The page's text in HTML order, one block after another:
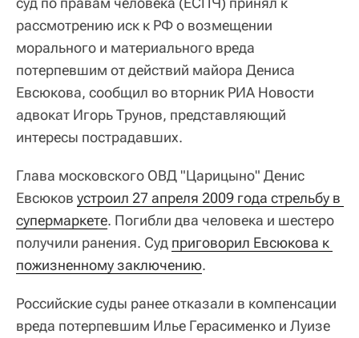
рассмотрению иск к РФ о возмещении
морального и материального вреда
потерпевшим от действий майора Дениса
Евсюкова, сообщил во вторник РИА Новости
адвокат Игорь Трунов, представляющий
интересы пострадавших.
Глава московского ОВД "Царицыно" Денис
Евсюков устроил 27 апреля 2009 года стрельбу в
супермаркете. Погибли два человека и шестеро
получили ранения. Суд приговорил Евсюкова к
пожизненному заключению.
Российские суды ранее отказали в компенсации
вреда потерпевшим Илье Герасименко и Луизе